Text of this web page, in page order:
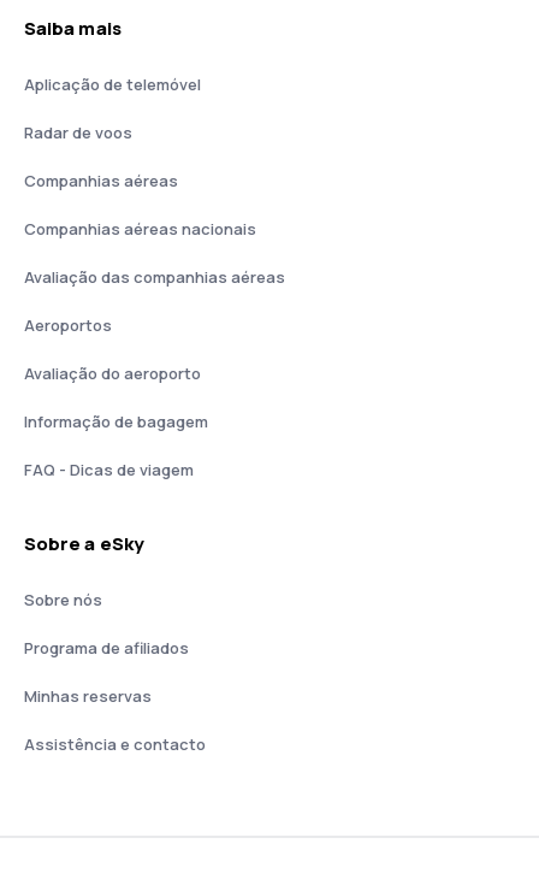
Saiba mais
Aplicação de telemóvel
Radar de voos
Companhias aéreas
Companhias aéreas nacionais
Avaliação das companhias aéreas
Aeroportos
Avaliação do aeroporto
Informação de bagagem
FAQ - Dicas de viagem
Sobre a eSky
Sobre nós
Programa de afiliados
Minhas reservas
Assistência e contacto